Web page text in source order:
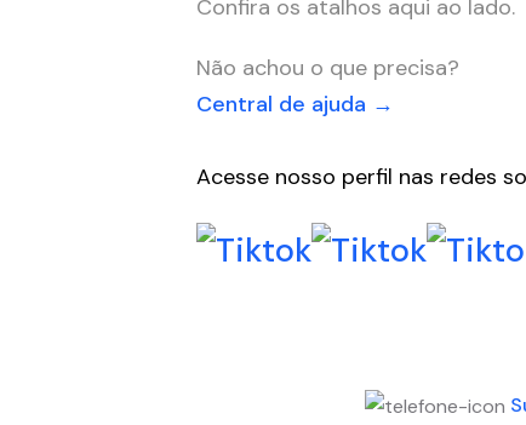
Confira os atalhos aqui ao lado.
Não achou o que precisa?
Central de ajuda →
Acesse nosso perfil nas redes